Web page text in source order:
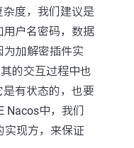
度，我们建议是
户名密码，数据
为加解密插件实
的交互过程中也
有状态的，也要
Nacos中，我们
实现方，来保证